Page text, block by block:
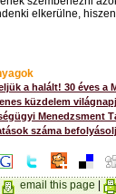
elkerülne,
a halált! 30 éves a
küzdelem
Menedzsment
száma
email this page